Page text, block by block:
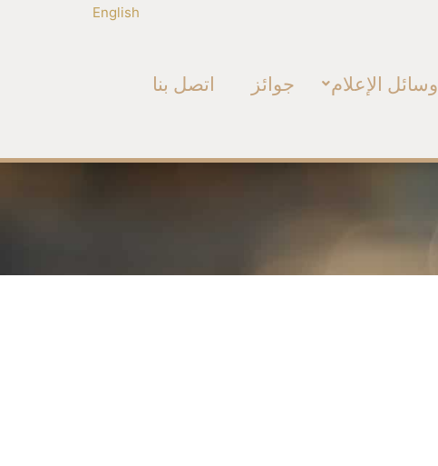
English
وسائل الإعلام جوائز اتصل بنا